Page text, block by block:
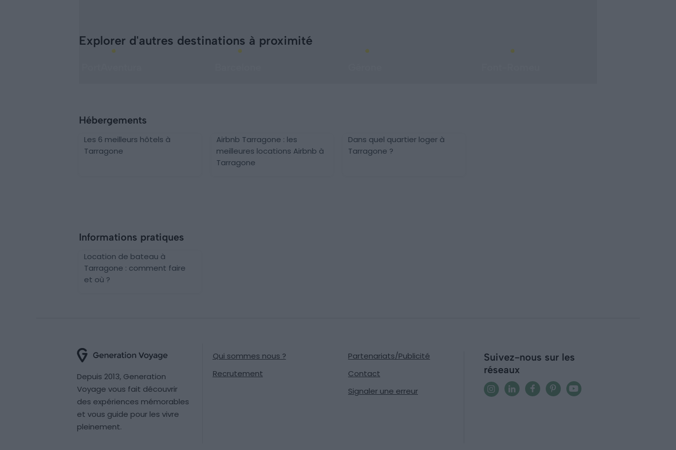
Explorer d'autres destinations à proximité
Hébergements
Les 6 meilleurs hôtels à
Tarragone
Airbnb Tarragone : les
meilleures locations Airbnb à
Tarragone
Dans quel quartier loger à
Tarragone ?
Informations pratiques
Location de bateau à
Tarragone : comment faire
et où ?
Depuis 2013, Generation
Voyage vous fait découvrir
des expériences mémorables
et vous guide pour les vivre
pleinement.
Qui sommes nous ?
Recrutement
Partenariats/Publicité
Contact
Signaler une erreur
Suivez-nous sur les
réseaux